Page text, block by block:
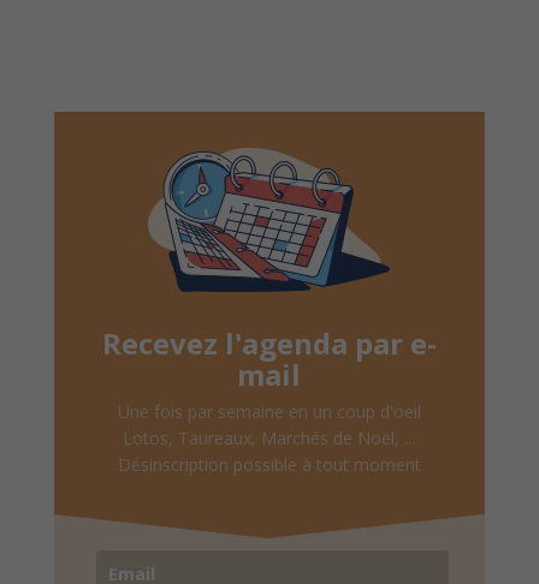
Recevez l'agenda par e-
mail
Une fois par semaine en un coup d'oeil
Lotos, Taureaux, Marchés de Noël, ...
Désinscription possible à tout moment